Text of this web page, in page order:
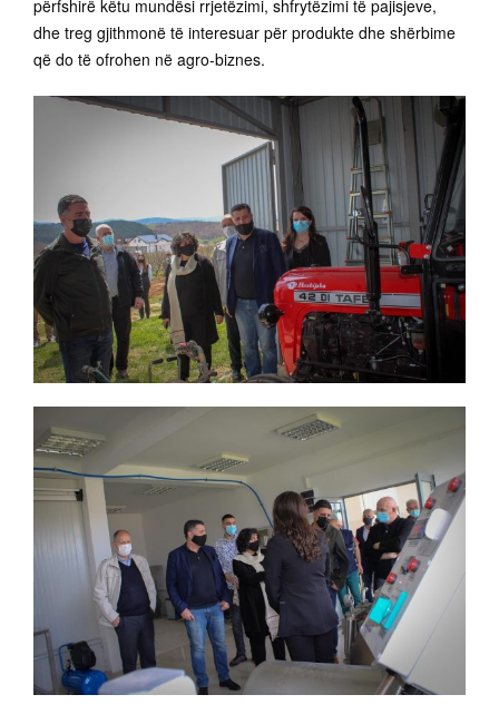
përfshirë këtu mundësi rrjetëzimi, shfrytëzimi të pajisjeve,
dhe treg gjithmonë të interesuar për produkte dhe shërbime
që do të ofrohen në agro-biznes.